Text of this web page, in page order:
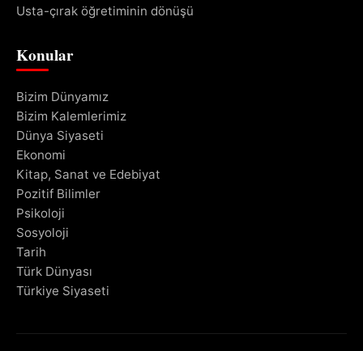
Usta-çırak öğretiminin dönüşü
Konular
Bizim Dünyamız
Bizim Kalemlerimiz
Dünya Siyaseti
Ekonomi
Kitap, Sanat ve Edebiyat
Pozitif Bilimler
Psikoloji
Sosyoloji
Tarih
Türk Dünyası
Türkiye Siyaseti